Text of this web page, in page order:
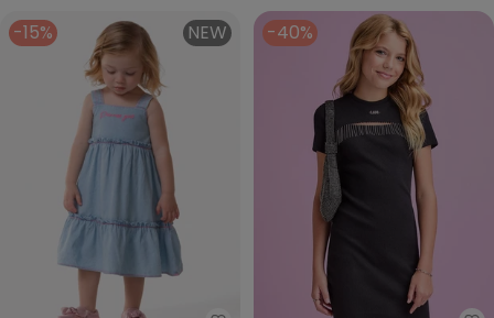
-15% NEW -40%